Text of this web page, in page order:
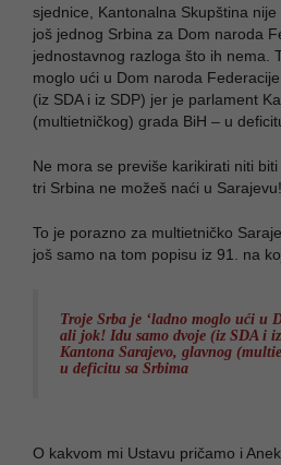
sjednice, Kantonalna Skupština nije
još jednog Srbina za Dom naroda
jednostavnog razloga što ih nema.
moglo ući u Dom naroda
(iz SDA i iz SDP) jer je parlament
(multietničkog) grada BiH – u
Ne mora se previše karikirati niti
tri Srbina ne možeš naći u Sarajevu!
To je porazno za multietničko
još samo na tom popisu iz 91. na
Troje Srba je ‘ladno moglo ući u
ali jok! Idu samo dvoje (iz SDA i
Kantona Sarajevo, glavnog
u deficitu sa Srbima
O kakvom mi Ustavu pričamo i